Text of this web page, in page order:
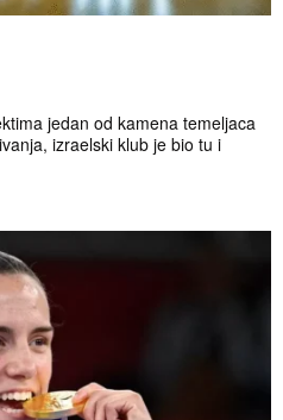
jedan od kamena temeljaca
izraelski klub je bio tu i